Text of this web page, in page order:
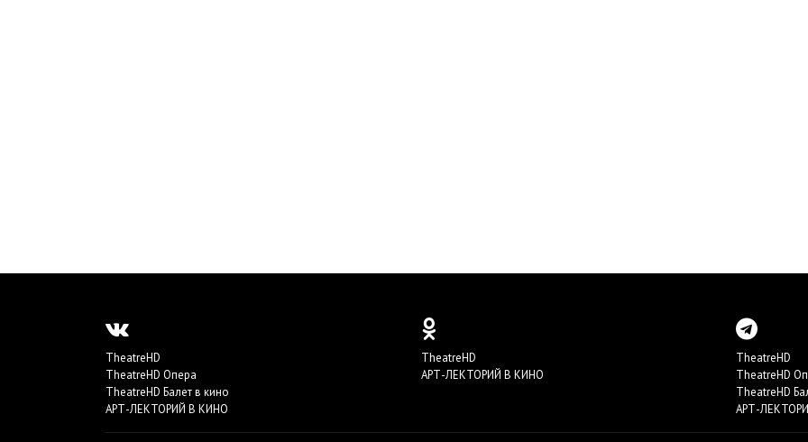
TheatreHD
TheatreHD Опера
TheatreHD Балет в кино
АРТ-ЛЕКТОРИЙ В КИНО
TheatreHD
АРТ-ЛЕКТОРИЙ В КИНО
TheatreHD
TheatreHD
TheatreHD
АРТ-